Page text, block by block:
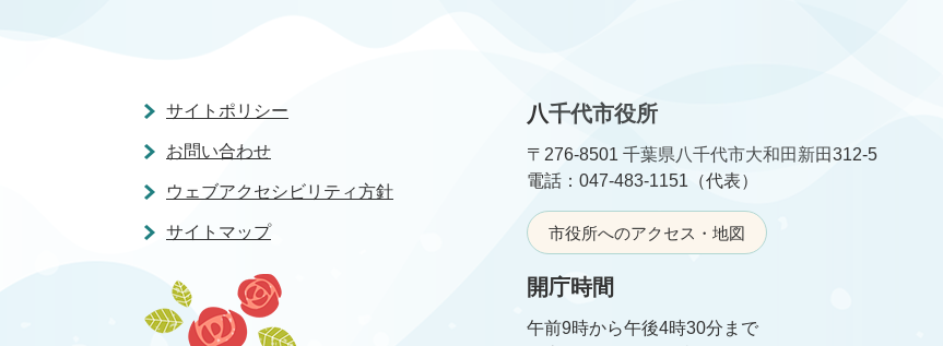
サイトポリシー
お問い合わせ
ウェブアクセシビリティ方針
サイトマップ
八千代市役所
〒276-8501 千葉県八千代市大和田新田312-5
電話：047-483-1151（代表）
市役所へのアクセス・地図
開庁時間
午前9時から午後4時30分まで